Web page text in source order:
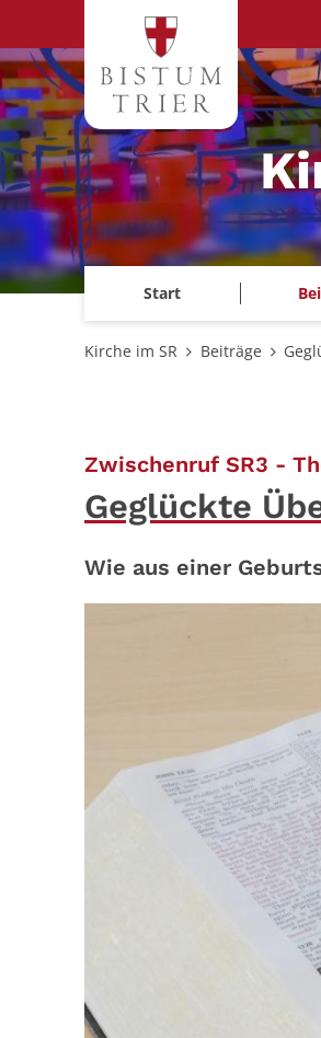
Zum Inhalt springen
Start
Kirche im SR Beiträge
Zwischenruf SR3 -
Geglückte
Wie aus einer